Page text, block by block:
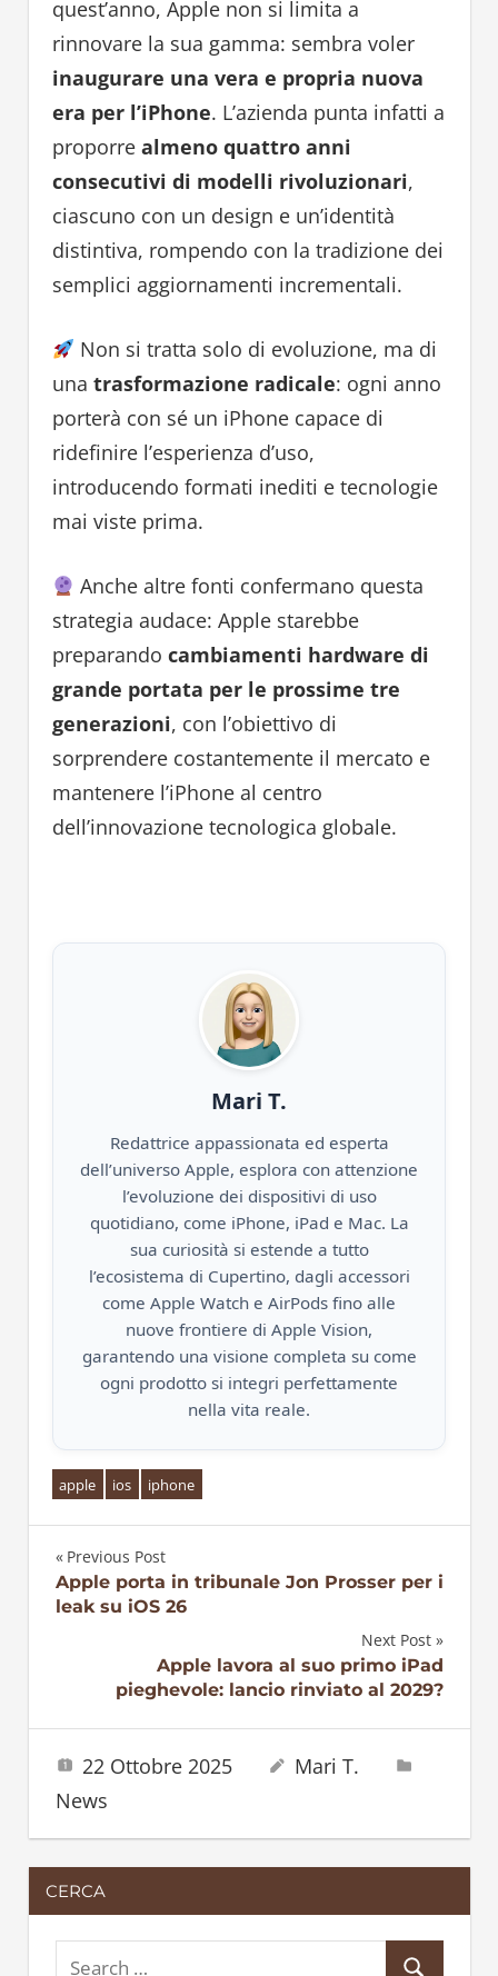
quest’anno, Apple non si limita a
rinnovare la sua gamma: sembra voler
inaugurare una vera e propria nuova
era per l’iPhone. L’azienda punta infatti a
proporre almeno quattro anni
consecutivi di modelli rivoluzionari,
ciascuno con un design e un’identità
distintiva, rompendo con la tradizione dei
semplici aggiornamenti incrementali.
Non si tratta solo di evoluzione, ma di
una trasformazione radicale: ogni anno
porterà con sé un iPhone capace di
ridefinire l’esperienza d’uso,
introducendo formati inediti e tecnologie
mai viste prima.
Anche altre fonti confermano questa
strategia audace: Apple starebbe
preparando cambiamenti hardware di
grande portata per le prossime tre
generazioni, con l’obiettivo di
sorprendere costantemente il mercato e
mantenere l’iPhone al centro
dell’innovazione tecnologica globale.
Mari T.
Redattrice appassionata ed esperta
dell’universo Apple, esplora con attenzione
l’evoluzione dei dispositivi di uso
quotidiano, come iPhone, iPad e Mac. La
sua curiosità si estende a tutto
l’ecosistema di Cupertino, dagli accessori
come Apple Watch e AirPods fino alle
nuove frontiere di Apple Vision,
garantendo una visione completa su come
ogni prodotto si integri perfettamente
nella vita reale.
apple ios iphone
Navigazione
Previous Post
Apple porta in tribunale Jon Prosser per i
leak su iOS 26
Next Post
Apple lavora al suo primo iPad
pieghevole: lancio rinviato al 2029?
22 Ottobre 2025
Mari T.
News
CERCA